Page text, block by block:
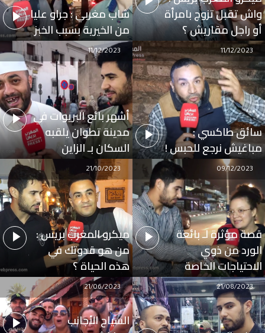
واش تقبل تزوج بامرأة
أو راجل مقاريش ؟
شاب مغربي : جراو عليا
من الخيرية بسبب الخبز
سائق طاكسي :
مباغيش نرجع للحبس !
11/12/2023
أشهر بائع البريوات في
مدينة تطوان يلقبه
السكان بـ الزاين
11/12/2023
قصة مؤثرة لـ بائعة
الورد من ذوي
الاحتياجات الخاصة
09/12/2023
ميكرو المغرب بريس :
من هو قدوتك في
هذه الحياة ؟
21/10/2023
21/08/2023
السياح الأجانب
21/06/2023